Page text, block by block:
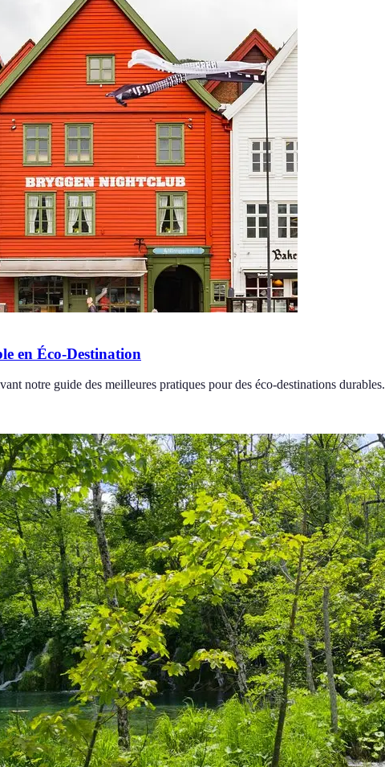
en Éco-Destination
notre guide des meilleures pratiques pour des éco-destinations durables.